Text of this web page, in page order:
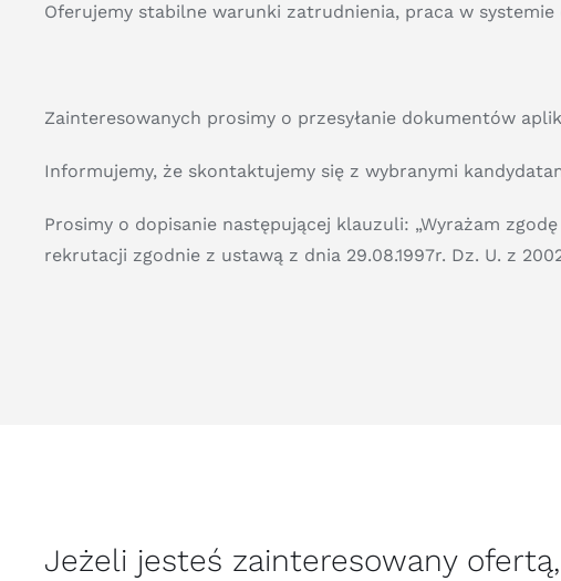
Oferujemy stabilne warunki zatrudnienia, praca w systemie
Zainteresowanych prosimy o przesyłanie dokumentów
Informujemy, że skontaktujemy się z wybranymi
Prosimy o dopisanie następującej klauzuli: „Wyrażam
rekrutacji zgodnie z ustawą z dnia 29.08.1997r. Dz. U. z
Jeżeli jesteś zainteresowany ofertą,